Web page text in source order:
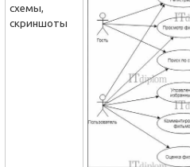
схемы,
скриншоты